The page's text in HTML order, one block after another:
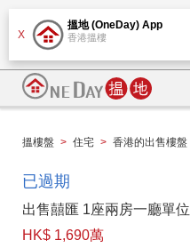
X
搵地 (OneDay) App
香港搵樓
搵樓盤 > 住宅 > 香港的出售樓盤
已過期
出售囍匯 1座兩房一廳單位
HK$ 1,690萬